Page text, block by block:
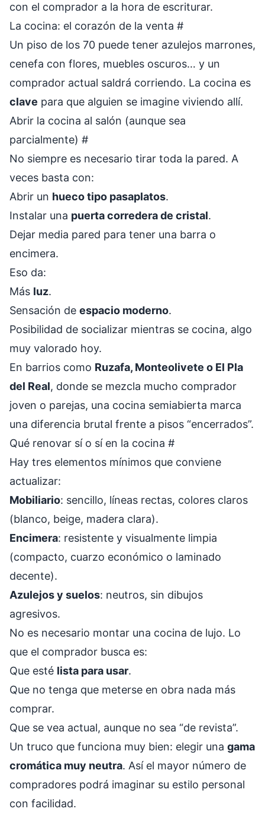
con el comprador a la hora de escriturar.
La cocina: el corazón de la venta #
Un piso de los 70 puede tener azulejos marrones,
cenefa con flores, muebles oscuros… y un
comprador actual saldrá corriendo. La cocina es
clave para que alguien se imagine viviendo allí.
Abrir la cocina al salón (aunque sea
parcialmente) #
No siempre es necesario tirar toda la pared. A
veces basta con:
Abrir un hueco tipo pasaplatos.
Instalar una puerta corredera de cristal.
Dejar media pared para tener una barra o
encimera.
Eso da:
Más luz.
Sensación de espacio moderno.
Posibilidad de socializar mientras se cocina, algo
muy valorado hoy.
En barrios como Ruzafa, Monteolivete o El Pla
del Real, donde se mezcla mucho comprador
joven o parejas, una cocina semiabierta marca
una diferencia brutal frente a pisos “encerrados”.
Qué renovar sí o sí en la cocina #
Hay tres elementos mínimos que conviene
actualizar:
Mobiliario: sencillo, líneas rectas, colores claros
(blanco, beige, madera clara).
Encimera: resistente y visualmente limpia
(compacto, cuarzo económico o laminado
decente).
Azulejos y suelos: neutros, sin dibujos
agresivos.
No es necesario montar una cocina de lujo. Lo
que el comprador busca es:
Que esté lista para usar.
Que no tenga que meterse en obra nada más
comprar.
Que se vea actual, aunque no sea “de revista”.
Un truco que funciona muy bien: elegir una gama
cromática muy neutra. Así el mayor número de
compradores podrá imaginar su estilo personal
con facilidad.